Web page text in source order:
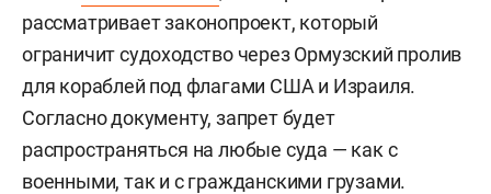
рассматривает законопроект, который
ограничит судоходство через Ормузский пролив
для кораблей под флагами США и Израиля.
Согласно документу, запрет будет
распространяться на любые суда — как с
военными, так и с гражданскими грузами.